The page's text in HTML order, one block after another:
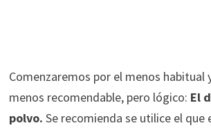
Comenzaremos por el menos habitual
menos recomendable, pero lógico: El
polvo. Se recomienda se utilice el que